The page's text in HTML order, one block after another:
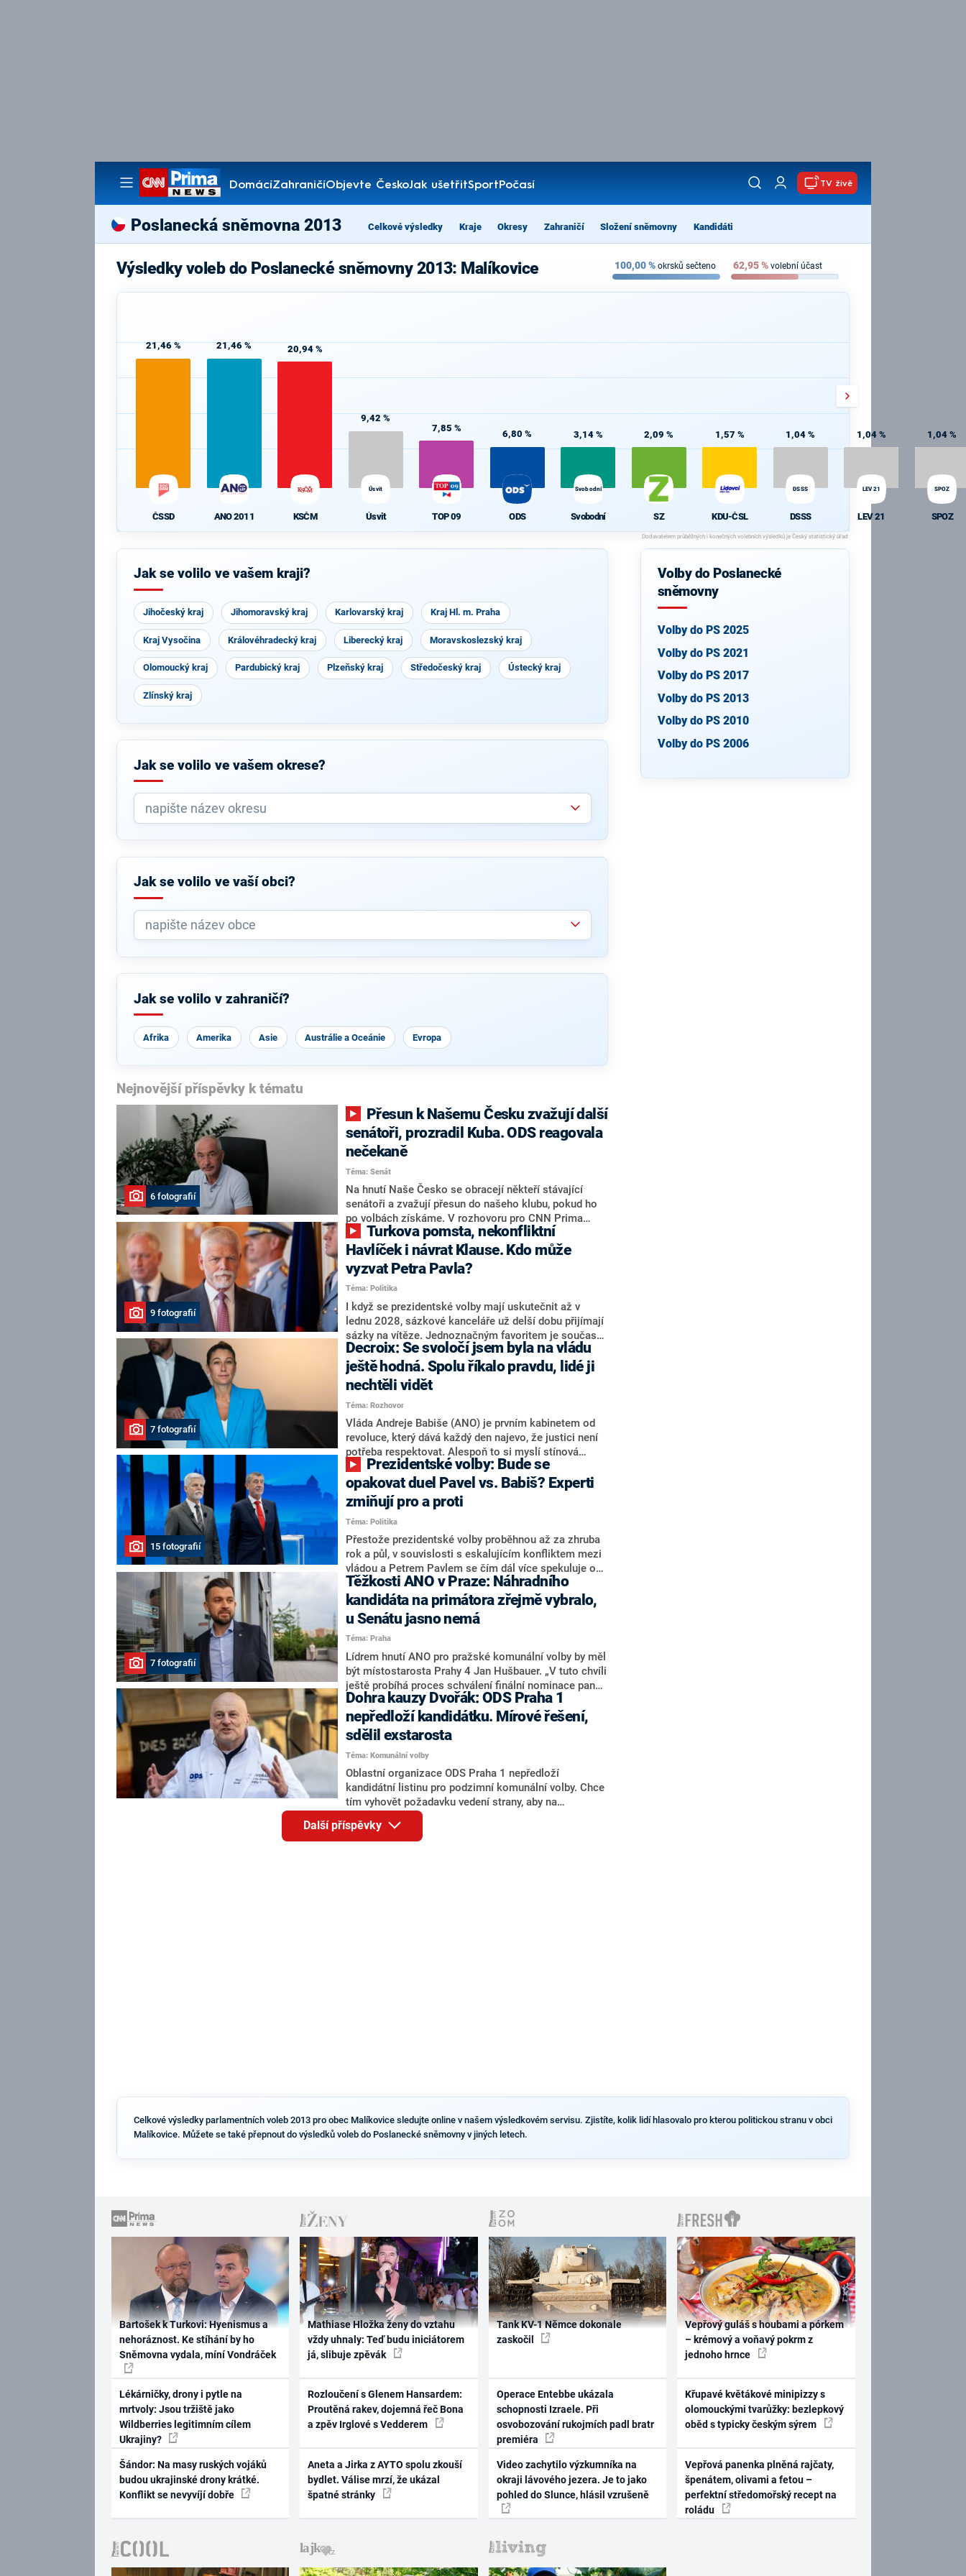
DomácíZahraničíObjevte ČeskoJak ušetřitSportPočasí
Pořady
TV živě
Poslanecká sněmovna 2013 Celkové výsledky Kraje Okresy Zahraničí Složení sněmovny Kandidáti
Výsledky voleb do Poslanecké sněmovny 2013: Malíkovice 100,00% okrsků sečteno 62,95% volební účast
21,46 %
ČSSD
21,46 %
ANO 2011
20,94 %
KSČM
9,42 %
Úsvit
Úsvit
7,85 %
TOP 09
6,80 %
ODS
3,14 %
Svobodní
Svobodní
2,09 %
SZ
1,57 %
KDU-ČSL
1,04 %
DSSS
DSSS
1,04 %
LEV 21
LEV 21
1,04 %
SPOZ
SPOZ
Jak se volilo ve vašem kraji?
Jihočeský kraj Jihomoravský kraj Karlovarský kraj Kraj Hl. m. Praha
Kraj Vysočina Královéhradecký kraj Liberecký kraj Moravskoslezský kraj
Olomoucký kraj Pardubický kraj Plzeňský kraj Středočeský kraj Ústecký kraj
Zlínský kraj
Jak se volilo ve vašem okrese?
Jak se volilo ve vaší obci?
Jak se volilo v zahraničí?
Afrika Amerika Asie Austrálie a Oceánie Evropa
Nejnovější příspěvky k tématu
6 fotografií
senátoři, prozradil Kuba. ODS reagovala
nečekaně
Téma: Senát
Na hnutí Naše Česko se obracejí někteří stávající
senátoři a zvažují přesun do našeho klubu, pokud ho
po volbách získáme. V rozhovoru pro CNN Prima
NEWS to řekl zakladatel hnutí a jihočeský hejtman
Martin Kuba. Konkrétní nebyl, ale získat by takto mohl
například senátora Zdeňka Hrabu, který je dnes
součástí klubu ODS a TOP 09. Hraba to na dotaz
redakce nevyloučil. Předseda klubu senátorů ODS
Zdeněk Nytra redakci řekl, že počítá s odchodem
některých senátorů z klubu a že Naše Česko není
nepřítel, ale soupeř.
9 fotografií
Havlíček i návrat Klause. Kdo může
vyzvat Petra Pavla?
Téma: Politika
I když se prezidentské volby mají uskutečnit až v
lednu 2028, sázkové kanceláře už delší dobu přijímají
sázky na vítěze. Jednoznačným favoritem je současná
hlava státu Petr Pavel. Daleko za ním pak bookmakeři
zmiňují dva výrazné politiky ANO, tedy premiéra
Andreje Babiše a ministra průmyslu Karla Havlíčka.
Oblíbeným tipem samotných sázkařů je poslanec za
Motoristy Filip Turek. Politolog Jan Kubáček nicméně
o případné kandidatuře kohokoliv ze zmíněné trojice
značně pochybuje. Podle něj současná koalice dosud
nemá osobu, která by Pavlovi mohla konkurovat.
7 fotografií
Decroix: Se svoločí jsem byla na vládu
ještě hodná. Spolu říkalo pravdu, lidé ji
nechtěli vidět
Téma: Rozhovor
Vláda Andreje Babiše (ANO) je prvním kabinetem od
revoluce, který dává každý den najevo, že justici není
potřeba respektovat. Alespoň to si myslí stínová
ministryně spravedlnosti ODS Eva Decroix. V
rozhovoru pro CNN Prima NEWS si nebrala servítky
ohledně politického výkonu svého nástupce Jeronýma
Tejce (za ANO) či vládní zmocněnkyně pro lidská
práva Taťány Malé (ANO). Označením „svoloč“ na
adresu vlády prý byla ještě hodná. Decroix se také
vrátila k volební porážce koalice Spolu či promluvila o
hnutí Naše Česko Martina Kuby.
15 fotografií
opakovat duel Pavel vs. Babiš? Experti
zmiňují pro a proti
Téma: Politika
Přestože prezidentské volby proběhnou až za zhruba
rok a půl, v souvislosti s eskalujícím konfliktem mezi
vládou a Petrem Pavlem se čím dál více spekuluje o
tom, koho by do bitvy o Hrad mohla vyslat současná
koalice. Někteří političtí komentátoři znovu vytahují
jméno premiéra Andreje Babiše (ANO). Jak moc je
pravděpodobné, že se v prezidentských volbách 2028
bude znovu opakovat souboj z roku 2023?
7 fotografií
Těžkosti ANO v Praze: Náhradního
kandidáta na primátora zřejmě vybralo,
u Senátu jasno nemá
Téma: Praha
Lídrem hnutí ANO pro pražské komunální volby by měl
být místostarosta Prahy 4 Jan Hušbauer. „V tuto chvíli
ještě probíhá proces schválení finální nominace pana
Jana Hušbauera Výborem hnutí ANO,“ uvedl pro
redakci místopředseda pražského ANO Martin
Benkovič. O Hušbauerovi se spekulovalo jako o
náhradníkovi v čele pražské kandidátky poté, co
rezignoval po sérii nejasností v majetkových
přiznáních a pořizování bytů Ondřej Prokop. Zároveň
ale stále není jasné, kdo bude za ANO kandidovat ve
dvou ze tří pražských obvodů do horní komory
parlamentu. ANO má v Praze dlouhodobě horší
výsledky než ve zbytku republiky.
Dohra kauzy Dvořák: ODS Praha 1
nepředloží kandidátku. Mírové řešení,
sdělil exstarosta
Téma: Komunální volby
Oblastní organizace ODS Praha 1 nepředloží
kandidátní listinu pro podzimní komunální volby. Chce
tím vyhovět požadavku vedení strany, aby na
kandidátce nebyl bývalý městský radní a exstarosta
Prahy 1 Filip Dvořák. Členové ODS Praha 1 dostali
povolení kandidovat za jiné subjekty. Rozhodla o tom
Další příspěvky
Volby do Poslanecké
sněmovny
Volby do PS 2025
Volby do PS 2021
Volby do PS 2017
Volby do PS 2013
Volby do PS 2010
Volby do PS 2006
Celkové výsledky parlamentních voleb 2013 pro obec Malíkovice sledujte online v našem výsledkovém servisu. Zjistíte, kolik lidí hlasovalo pro kterou politickou stranu v obci
Malíkovice. Můžete se také přepnout do výsledků voleb do Poslanecké sněmovny v jiných letech.
Bartošek k Turkovi: Hyenismus a
nehoráznost. Ke stíhání by ho
Sněmovna vydala, míní Vondráček
Lékárničky, drony i pytle na
mrtvoly: Jsou tržiště jako
Wildberries legitimním cílem
Ukrajiny?
Šándor: Na masy ruských vojáků
budou ukrajinské drony krátké.
Konflikt se nevyvíjí dobře
Mathiase Hložka ženy do vztahu
vždy uhnaly: Teď budu iniciátorem
já, slibuje zpěvák
Rozloučení s Glenem Hansardem:
Proutěná rakev, dojemná řeč Bona
a zpěv Irglové s Vedderem
Aneta a Jirka z AYTO spolu zkouší
bydlet. Válise mrzí, že ukázal
špatné stránky
Tank KV-1 Němce dokonale
zaskočil
Operace Entebbe ukázala
schopnosti Izraele. Při
osvobozování rukojmích padl bratr
premiéra
Video zachytilo výzkumníka na
okraji lávového jezera. Je to jako
pohled do Slunce, hlásil vzrušeně
Vepřový guláš s houbami a pórkem
– krémový a voňavý pokrm z
jednoho hrnce
Křupavé květákové minipizzy s
olomouckými tvarůžky: bezlepkový
oběd s typicky českým sýrem
Vepřová panenka plněná rajčaty,
špenátem, olivami a fetou –
perfektní středomořský recept na
roládu